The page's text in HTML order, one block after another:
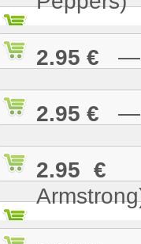
2.95 € —
2.95 € —
2.95 €